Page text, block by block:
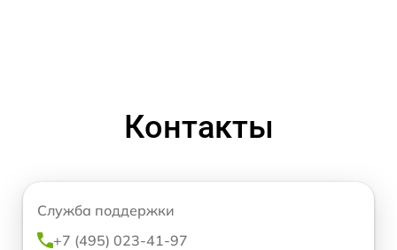
Контакты
Служба поддержки
+7 (495) 023-41-97